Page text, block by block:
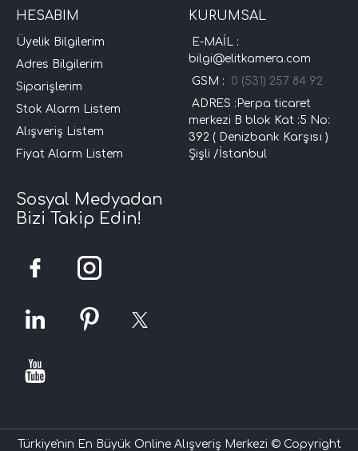
HESABIM
Üyelik Bilgilerim
Adres Bilgilerim
Siparişlerim
Stok Alarm Listem
Alışveriş Listem
Fiyat Alarm Listem
KURUMSAL
E-MAİL :
bilgi@elitkamera.com
GSM : 0 (531) 257 84 92
ADRES :Perpa ticaret
merkezi B blok Kat :5 No:
392 ( Denizbank Karşısı )
Şişli /İstanbul
Sosyal Medyadan
Bizi Takip Edin!
Türkiye'nin En Büyük Online Alışveriş Merkezi © Copyright